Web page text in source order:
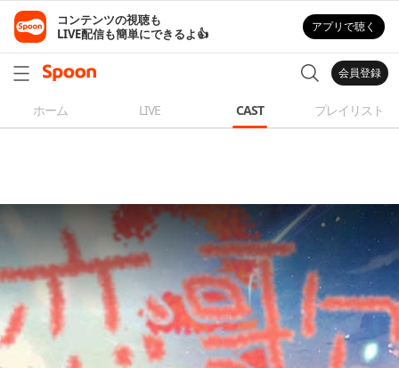
コンテンツの視聴も
LIVE配信も簡単にできるよ👍
アプリで聴く
会員登録
ホーム LIVE CAST プレイリスト